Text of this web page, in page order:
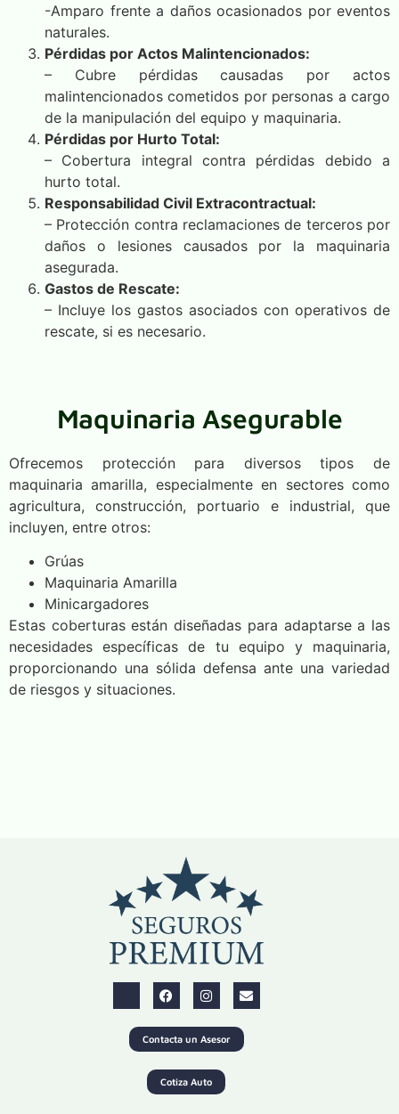
-Amparo frente a daños ocasionados por eventos
naturales.
Pérdidas por Actos Malintencionados:
– Cubre pérdidas causadas por actos
malintencionados cometidos por personas a cargo
de la manipulación del equipo y maquinaria.
Pérdidas por Hurto Total:
– Cobertura integral contra pérdidas debido a
hurto total.
Responsabilidad Civil Extracontractual:
– Protección contra reclamaciones de terceros por
daños o lesiones causados por la maquinaria
asegurada.
Gastos de Rescate:
– Incluye los gastos asociados con operativos de
rescate, si es necesario.
Maquinaria Asegurable
Ofrecemos protección para diversos tipos de
maquinaria amarilla, especialmente en sectores como
agricultura, construcción, portuario e industrial, que
incluyen, entre otros:
Grúas
Maquinaria Amarilla
Minicargadores
Estas coberturas están diseñadas para adaptarse a las
necesidades específicas de tu equipo y maquinaria,
proporcionando una sólida defensa ante una variedad
de riesgos y situaciones.
Contacta un Asesor
Cotiza Auto